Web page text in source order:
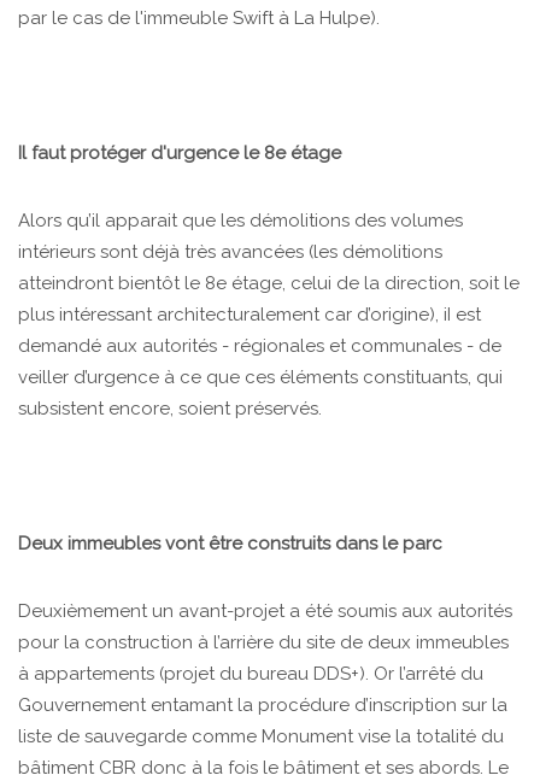
par le cas de l'immeuble Swift à La Hulpe).
Il faut protéger d'urgence le 8e étage
Alors qu’il apparait que les démolitions des volumes
intérieurs sont déjà très avancées (les démolitions
atteindront bientôt le 8e étage, celui de la direction, soit le
plus intéressant architecturalement car d’origine), iI est
demandé aux autorités - régionales et communales - de
veiller d’urgence à ce que ces éléments constituants, qui
subsistent encore, soient préservés.
Deux immeubles vont être construits dans le parc
Deuxièmement un avant-projet a été soumis aux autorités
pour la construction à l’arrière du site de deux immeubles
à appartements (projet du bureau DDS+). Or l’arrêté du
Gouvernement entamant la procédure d’inscription sur la
liste de sauvegarde comme Monument vise la totalité du
bâtiment CBR donc à la fois le bâtiment et ses abords. Le